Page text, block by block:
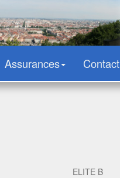
Assurances Contact
ELITE B